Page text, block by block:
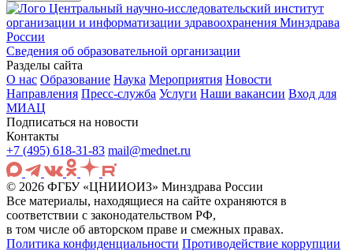
Центральный научно-исследовательский институт
организации и информатизации здравоохранения Минздрава
России
Сведения об образовательной организации
Разделы сайта
О нас Образование Наука Мероприятия Новости
Направления Пресс-служба Услуги Наши вакансии Вход для
МИАЦ
Подписаться на новости
Контакты
+7 (495) 618-31-83 mail@mednet.ru
© 2026 ФГБУ «ЦНИИОИЗ» Минздрава России
Все материалы, находящиеся на сайте охраняются в
соответствии с законодательством РФ,
в том числе об авторском праве и смежных правах.
Политика конфиденциальности Противодействие коррупции